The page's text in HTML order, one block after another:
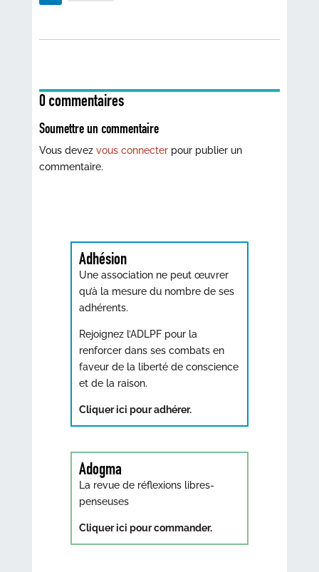
0 commentaires
Soumettre un commentaire
Vous devez vous connecterpour publier un
commentaire.
Adhésion
Une association ne peut œuvrer
qu’à la mesure du nombre de ses
adhérents.
Rejoignez l’ADLPF pour la
renforcer dans ses combats en
faveur de la liberté de conscience
et de la raison.
Cliquer ici pour adhérer.
Adogma
La revue de réflexions libres-
penseuses
Cliquer ici pour commander.